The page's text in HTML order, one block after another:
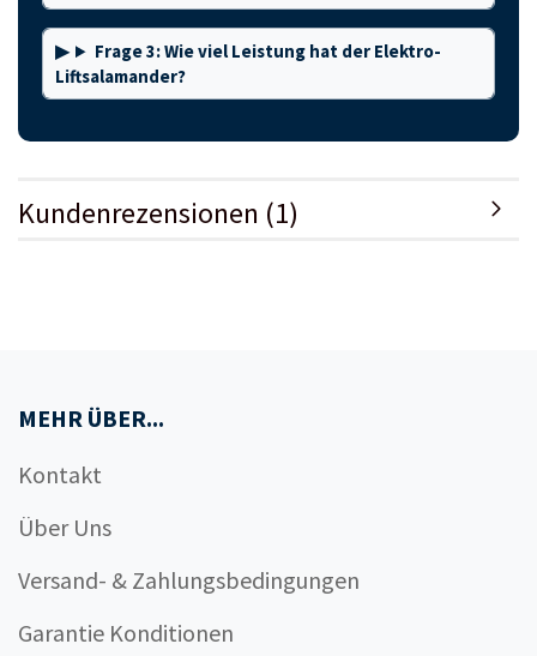
Frage 3: Wie viel Leistung hat der Elektro-
Liftsalamander?
Kundenrezensionen (1)
MEHR ÜBER...
Kontakt
Über Uns
Versand- & Zahlungsbedingungen
Garantie Konditionen